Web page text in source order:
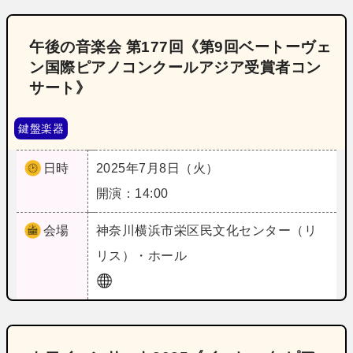
午後の音楽会 第177回《第9回ベートーヴェ
ン国際ピアノコンクールアジア受賞者コン
サート》
鍵盤楽器
日時
2025年7月8日（火）
開演：14:00
会場 神奈川横浜市栄区民文化センター（リ
リス）・ホール